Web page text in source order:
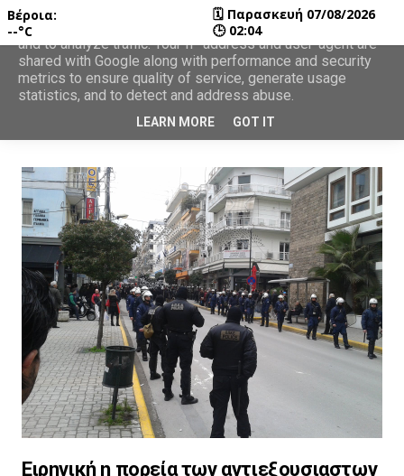
Ειρηνική η πορεία των αντιεξουσιαστων
Βέροια:
--°C
🗓 Παρασκευή 07/08/2026
🕒 02:04
This site uses cookies from Google to deliver its services
and to analyze traffic. Your IP address and user-agent are
shared with Google along with performance and security
metrics to ensure quality of service, generate usage
statistics, and to detect and address abuse.
LEARN MORE GOT IT